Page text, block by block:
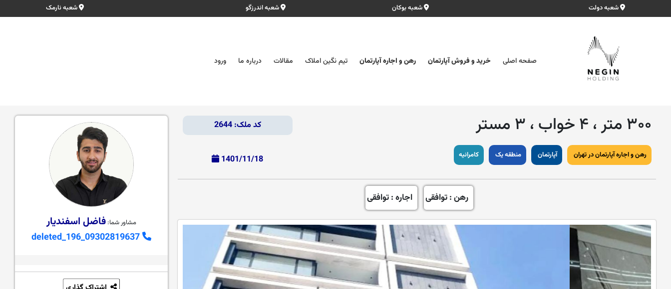
شعبه دولت شعبه بوکان شعبه اندرزگو شعبه نارمک
صفحه اصلی خرید و فروش آپارتمان رهن و اجاره آپارتمان تیم نگین املاک مقالات درباره ما ورود
۳۰۰ متر ، ۴ خواب ، ۳ مستر کد ملک: 2644
رهن و اجاره آپارتمان در تهران آپارتمان منطقه یک کامرانیه 1401/11/18
رهن : توافقی اجاره : توافقی
مشاور شما: فاضل اسفندیار